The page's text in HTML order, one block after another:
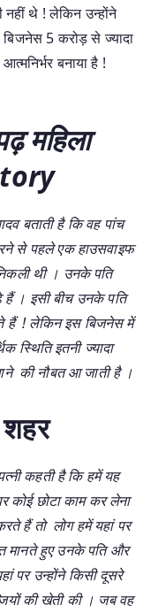
थे ! लेकिन उन्होंने
5 करोड़ से ज्यादा
बनाया है !
महिला
बताती है कि वह पांच
से पहले एक हाउसवाइफ
थी । उनके पति
। इसी बीच उनके पति
हैं ! लेकिन इस बिजनेस में
स्थिति इतनी ज्यादा
की नौबत आ जाती है ।
शहर
कहती है कि हमें यह
कोई छोटा काम कर लेना
हैं तो लोग हमें यहां पर
मानते हुए उनके पति और
पर उन्होंने किसी दूसरे
की खेती की । जब वह